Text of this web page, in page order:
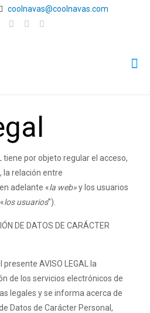
coolnavas@coolnavas.com
tiene por objeto regular el acceso,
la relación entre
adelante «la web»y los usuarios
los usuarios”).
DE DATOS DE CARÁCTER
AVISO LEGAL la
de los servicios electrónicos de
legales y se informa acerca de
Datos de Carácter Personal,